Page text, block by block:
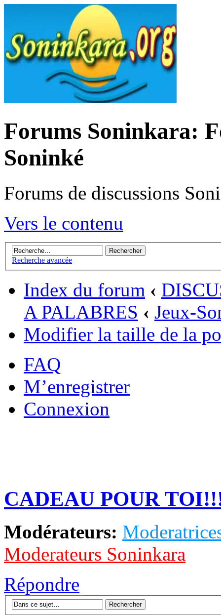
Forums Soninkara:
Soninké
Forums de discussions
Vers le contenu
Recherche avancée
Index du forum ‹
A PALABRES ‹ Jeux-
Modifier la taille de la
FAQ
M’enregistrer
Connexion
CADEAU POUR
Modérateurs:
Moderateurs Soninkara
Répondre